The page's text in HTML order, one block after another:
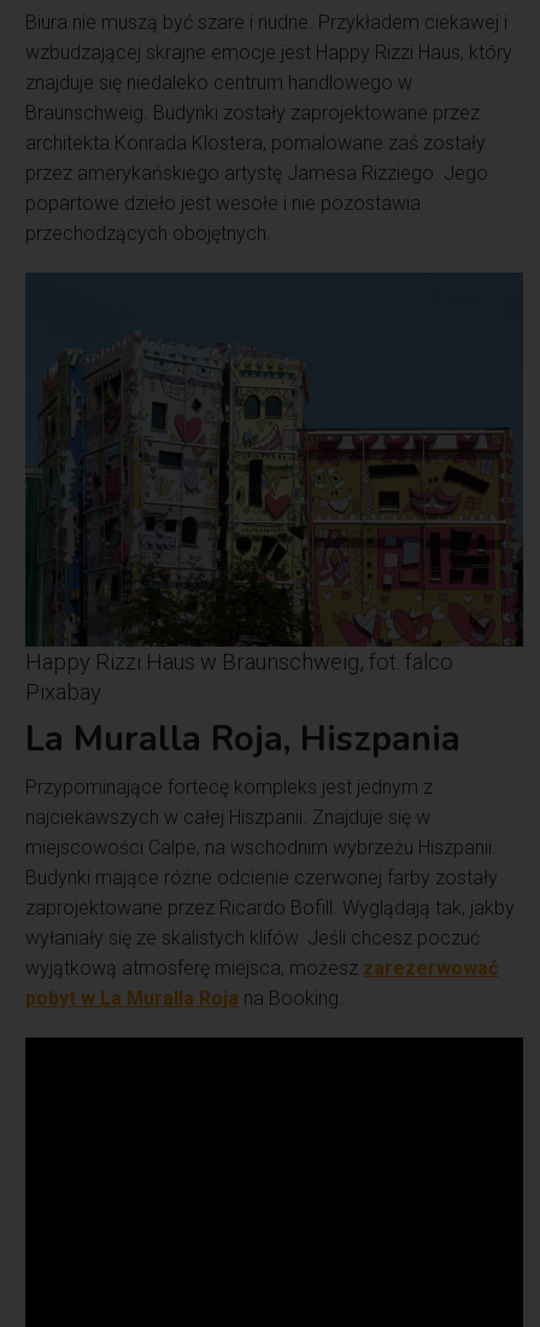
Biura nie muszą być szare i nudne. Przykładem ciekawej i
wzbudzającej skrajne emocje jest Happy Rizzi Haus, który
znajduje się niedaleko centrum handlowego w
Braunschweig. Budynki zostały zaprojektowane przez
architekta Konrada Klostera, pomalowane zaś zostały
przez amerykańskiego artystę Jamesa Rizziego. Jego
popartowe dzieło jest wesołe i nie pozostawia
przechodzących obojętnych.
Happy Rizzi Haus w Braunschweig, fot. falco
Pixabay
La Muralla Roja, Hiszpania
Przypominające fortecę kompleks jest jednym z
najciekawszych w całej Hiszpanii. Znajduje się w
miejscowości Calpe, na wschodnim wybrzeżu Hiszpanii.
Budynki mające różne odcienie czerwonej farby zostały
zaprojektowane przez Ricardo Bofill. Wyglądają tak, jakby
wyłaniały się ze skalistych klifów. Jeśli chcesz poczuć
wyjątkową atmosferę miejsca, możesz zarezerwować
pobyt w La Muralla Roja na Booking.